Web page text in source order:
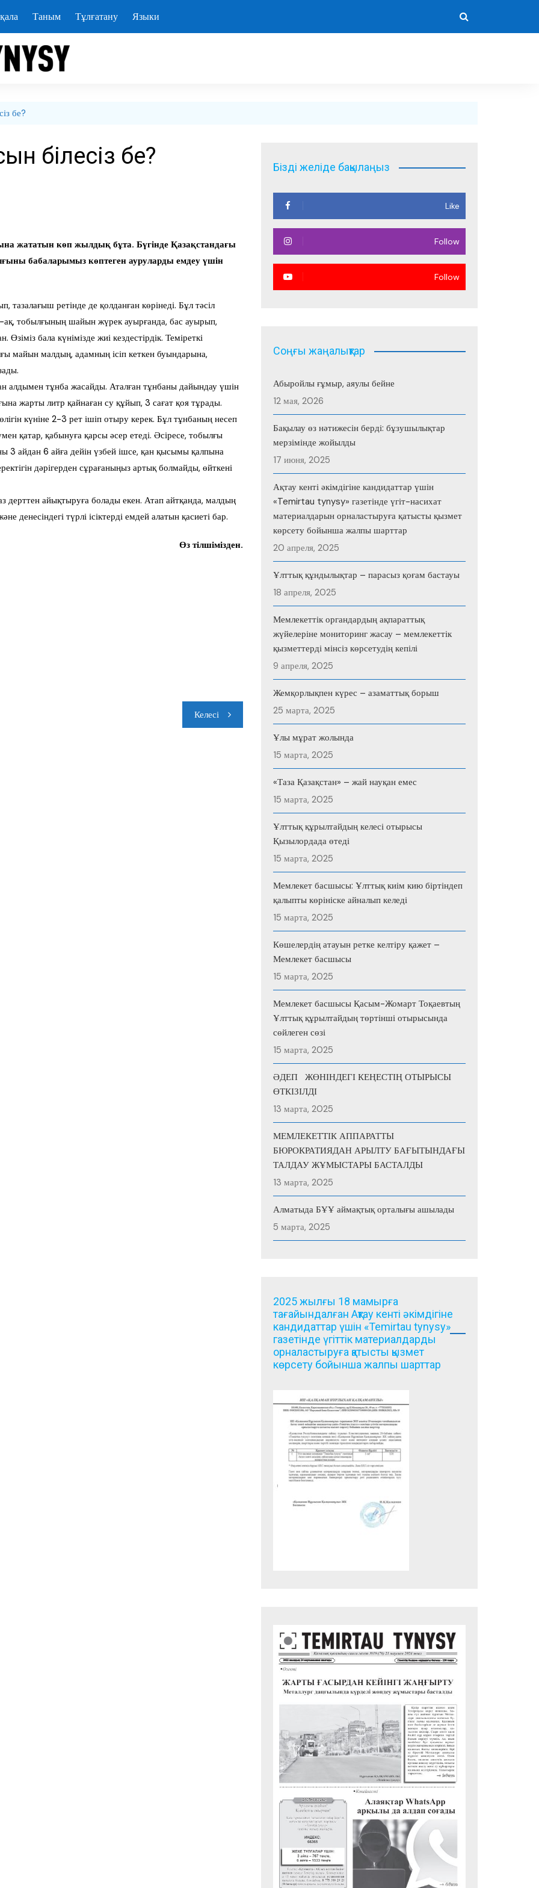
Таным Тұлғатану Языки
бе?
білесіз бе?
жататын көп жылдық бұта. Бүгінде Қазақстандағы
бабаларымыз көптеген ауруларды емдеу үшін
ретінде де қолданған көрінеді. Бұл тәсіл
ақ, тобылғының шайын жүрек ауырғанда, бас ауырып,
бала күнімізде жиі кездестірдік. Теміреткі
майын малдың, адамның ісіп кеткен буындарына,
алдымен тұнба жасайды. Аталған тұнбаны дайындау үшін
жарты литр қайнаған су құйып, 3 сағат қоя тұрады.
күніне 2-3 рет ішіп отыру керек. Бұл тұнбаның несеп
қатар, қабынуға қарсы әсер етеді. Әсіресе, тобылғы
айдан 6 айға дейін үзбей ішсе, қан қысымы қалпына
дәрігерден сұрағаныңыз артық болмайды, өйткені
дерттен айықтыруға болады екен. Атап айтқанда, малдың
денесіндегі түрлі ісіктерді емдей алатын қасиеті бар.
Өз тілшімізден.
Келесі
Бізді желіде бақылаңыз
Like
Follow
Follow
Соңғы жаңалықтар
Абыройлы ғұмыр, аяулы бейне
12 мая, 2026
Бақылау өз нәтижесін берді: бұзушылықтар
мерзімінде жойылды
17 июня, 2025
Ақтау кенті әкімдігіне кандидаттар үшін
«Temirtau tynysy» газетінде үгіт-насихат
материалдарын орналастыруға қатысты қызмет
көрсету бойынша жалпы шарттар
20 апреля, 2025
Ұлттық құндылықтар – парасыз қоғам бастауы
18 апреля, 2025
Мемлекеттік органдардың ақпараттық
жүйелеріне мониторинг жасау – мемлекеттік
қызметтерді мінсіз көрсетудің кепілі
9 апреля, 2025
Жемқорлықпен күрес – азаматтық борыш
25 марта, 2025
Ұлы мұрат жолында
15 марта, 2025
«Таза Қазақстан» – жай науқан емес
15 марта, 2025
Ұлттық құрылтайдың келесі отырысы
Қызылордада өтеді
15 марта, 2025
Мемлекет басшысы: Ұлттық киім кию біртіндеп
қалыпты көрініске айналып келеді
15 марта, 2025
Көшелердің атауын ретке келтіру қажет –
Мемлекет басшысы
15 марта, 2025
Мемлекет басшысы Қасым-Жомарт Тоқаевтың
Ұлттық құрылтайдың төртінші отырысында
сөйлеген сөзі
15 марта, 2025
ӘДЕП ЖӨНІНДЕГІ КЕҢЕСТІҢ ОТЫРЫСЫ
ӨТКІЗІЛДІ
13 марта, 2025
МЕМЛЕКЕТТІК АППАРАТТЫ
БЮРОКРАТИЯДАН АРЫЛТУ БАҒЫТЫНДАҒЫ
ТАЛДАУ ЖҰМЫСТАРЫ БАСТАЛДЫ
13 марта, 2025
Алматыда БҰҰ аймақтық орталығы ашылады
5 марта, 2025
2025 жылғы 18 мамырға
тағайындалған Ақтау кенті әкімдігіне
кандидаттар үшін «Temirtau tynysy»
газетінде үгіттік материалдарды
орналастыруға қатысты қызмет
көрсету бойынша жалпы шарттар